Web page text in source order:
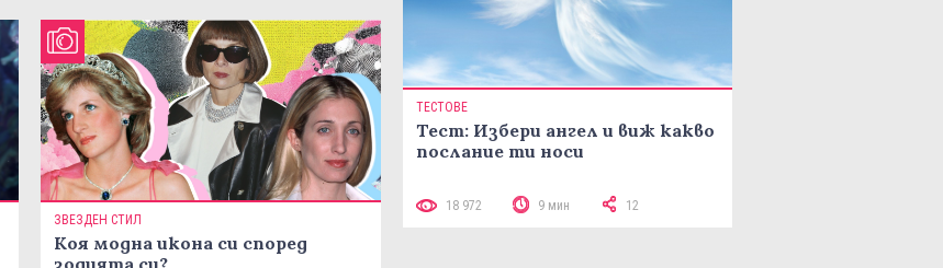
ЗВЕЗДЕН СТИЛ
Коя модна икона си според
зодията си?
ТЕСТОВЕ
Тест: Избери ангел и виж какво
послание ти носи
18 972 9 мин 12